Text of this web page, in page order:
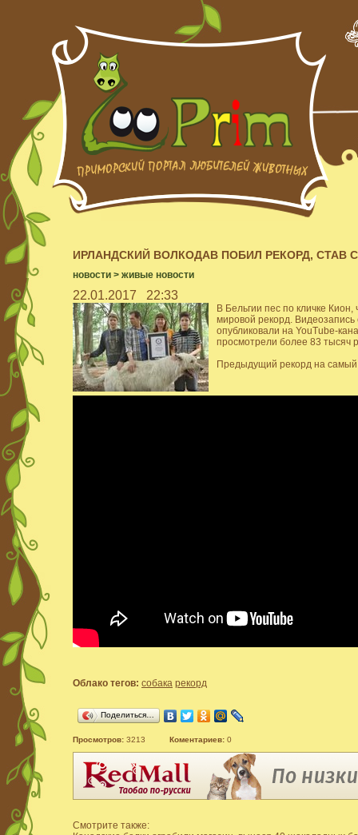
ИРЛАНДСКИЙ ВОЛКОДАВ ПОБИЛ РЕКОРД, СТАВ
новости > живые новости
22.01.2017 22:33
В Бельгии пес по кличке
мировой рекорд.
опубликовали на YouTube-
просмотрели более 83 тысяч
Предыдущий рекорд на самый
Облако тегов: собака рекорд
Поделиться…
Просмотров: 3213 Коментариев: 0
Смотрите также: